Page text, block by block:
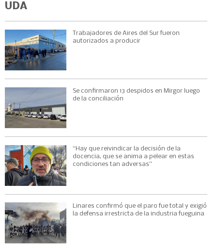
UDA
Trabajadores de Aires del Sur fueron
autorizados a producir
Se confirmaron 13 despidos en Mirgor luego
de la conciliación
“Hay que reivindicar la decisión de la
docencia, que se anima a pelear en estas
condiciones tan adversas”
Linares confirmó que el paro fue total y exigió
la defensa irrestricta de la industria fueguina